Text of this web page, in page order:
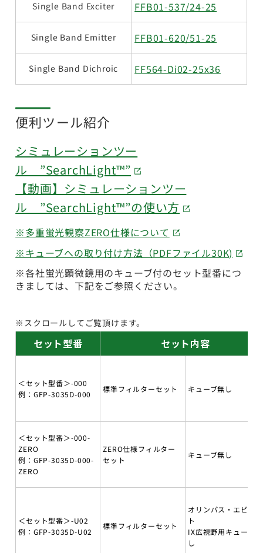
Single Band Exciter FFB01-537/24-25
Single Band Emitter FFB01-620/51-25
Single Band Dichroic FF564-Di02-25x36
便利ツール紹介
シミュレーションツー
ル ”SearchLight™”
【動画】シミュレーションツー
ル ”SearchLight™”の使い方
※多重蛍光観察ZERO仕様について
※キューブへの取り付け方法（PDFファイル30K)
※各社蛍光顕微鏡用のキューブ付のセット型番につ
きましては、下記をご参照ください。
※スクロールしてご覧頂けます。
セット型番 セット内容
＜セット型番＞-000
例：GFP-3035D-000
標準フィルターセット キューブ無し
＜セット型番＞-000-
ZERO
例：GFP-3035D-000-
ZERO
ZERO仕様フィルター
セット
キューブ無し
＜セット型番＞-U02
例：GFP-3035D-U02
標準フィルターセット
オリンパス・エビデン
ト
IX広視野用キューブ無
し